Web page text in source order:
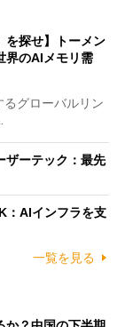
を探せ】トーメン
界のAIメモリ需
グローバルリン
ザーテック：最先
：AIインフラを支
一覧を見る